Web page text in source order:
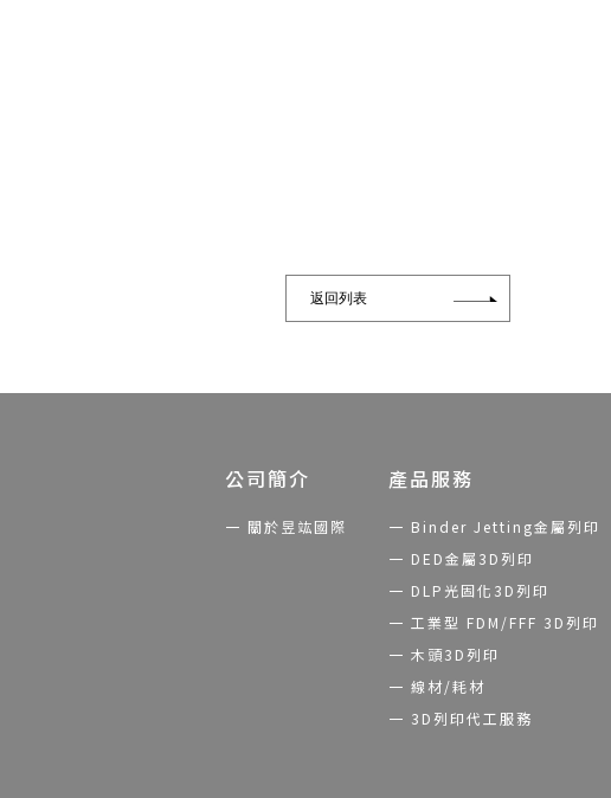
返回列表
公司簡介
關於昱竑國際
產品服務
Binder Jetting金屬列印
DED金屬3D列印
DLP光固化3D列印
工業型 FDM/FFF 3D列印
木頭3D列印
線材/耗材
3D列印代工服務